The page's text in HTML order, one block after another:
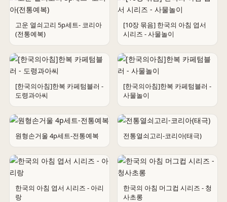
고운 열쇠고리 5p세트- 코리아
(전통예복)
[10장 묶음] 한국의 아침 엽서
시리즈 - 사물놀이
[한국의아침]한복 카페텀블러 -
도령과아씨
[한국의아침]한복 카페텀블러 -
사물놀이
원형손거울 4p세트-전통예복 전통열쇠고리-코리아(태극)
한국의 아침 엽서 시리즈 - 아리
랑
한국의 아침 머그컵 시리즈 - 청
사초롱